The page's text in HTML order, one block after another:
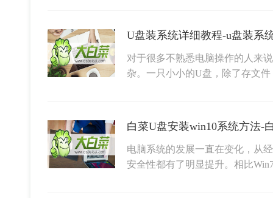
U盘装系统详细教程-u盘装系
对于很多不熟悉电脑操作的人来
杂。一只小小的U盘，除了存文
白菜U盘安装win10系统方法-
电脑系统的发展一直在变化，从
安全性都有了明显提升。相比